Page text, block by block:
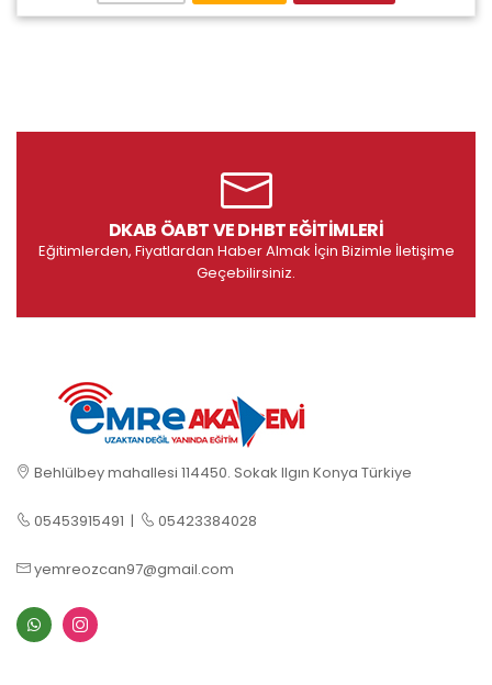
DKAB ÖABT VE DHBT EĞITIMLERI
Eğitimlerden, Fiyatlardan Haber Almak İçin Bizimle İletişime
Geçebilirsiniz.
Behlülbey mahallesi 114450. Sokak Ilgın Konya Türkiye
05453915491 | 05423384028
yemreozcan97@gmail.com